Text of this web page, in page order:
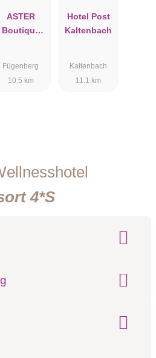
ASTER
Boutique
Fügenberg
10.5 km
Hotel Post
Kaltenbach
Kaltenbach
11.1 km
4*S